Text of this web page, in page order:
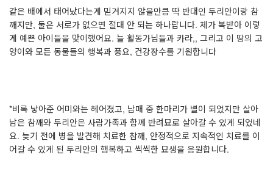
같은 배에서 태어났다는게 믿겨지지 않을만큼 딱 반대인 두리안이랑 참
깨지만, 둘은 서로가 없으면 절대 안 되는 하나랍니다. 제가 복받아 이렇
게 예쁜 아이들을 맞이했어요. 늘 활동가님들과 카라,, 그리고 이 땅의 고
양이와 모든 동물들의 행복과 풍요, 건강장수를 기원합니다
*비록 낳아준 어미와는 헤어졌고, 남매 중 한마리가 별이 되었지만 살아
남은 참깨와 두리안은 사람가족과 함께 반려묘로 살아갈 수 있게 되었네
요. 늦기 전에 병을 발견해 치료한 참깨, 안정적으로 지속적인 치료를 이
어갈 수 있게 된 두리안의 행복하고 씩씩한 묘생을 응원합니다.